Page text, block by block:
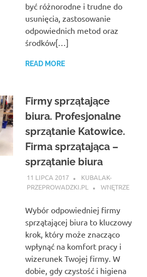
być różnorodne i trudne do
usunięcia, zastosowanie
odpowiednich metod oraz
środków[…]
READ MORE
Firmy sprzątające
biura. Profesjonalne
sprzątanie Katowice.
Firma sprzątająca –
sprzątanie biura
11 LIPCA 2017
KUBALAK-
PRZEPROWADZKI.PL
WNĘTRZE
Wybór odpowiedniej firmy
sprzątającej biura to kluczowy
krok, który może znacząco
wpłynąć na komfort pracy i
wizerunek Twojej firmy. W
dobie, gdy czystość i higiena